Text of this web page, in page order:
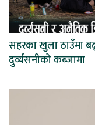
सहरका खुला ठाउँमा
दुर्व्यसनीको कब्जामा